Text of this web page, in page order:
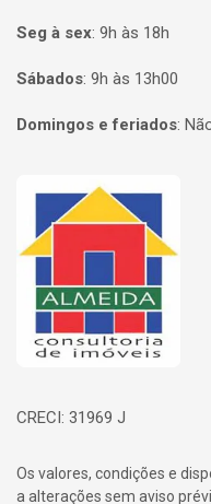
Seg à sex: 9h às 18h
Sábados: 9h às 13h00
Domingos e feriados:
Página inicial
CRECI: 31969 J
Os valores, condições e
a alterações sem aviso